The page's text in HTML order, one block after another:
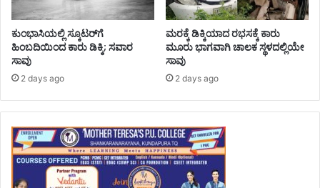
ಕುಂಭಾಸಿಯಲ್ಲಿ ಸ್ಕೂಟರ್‌ಗೆ
ಹಿಂಬದಿಯಿಂದ ಕಾರು ಡಿಕ್ಕಿ; ಸವಾರ
ಸಾವು
2 days ago
ಮರಕ್ಕೆ ಡಿಕ್ಕಿಯಾದ ರಭಸಕ್ಕೆ ಕಾರು
ಮೂರು ಭಾಗವಾಗಿ ಚಾಲಕ ಸ್ಥಳದಲ್ಲಿಯೇ
ಸಾವು
2 days ago